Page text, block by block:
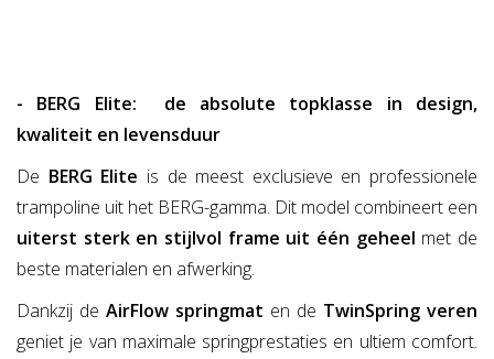
- BERG Elite: de absolute topklasse in design,
kwaliteit en levensduur
De BERG Elite is de meest exclusieve en professionele
trampoline uit het BERG-gamma. Dit model combineert een
uiterst sterk en stijlvol frame uit één geheel met de
beste materialen en afwerking.
Dankzij de AirFlow springmat en de TwinSpring veren
geniet je van maximale springprestaties en ultiem comfort.